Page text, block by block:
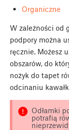
Organiczne
W zależności od
podpory można
ręcznie. Możesz
obszarów, do
nożyk do tapet
odcinaniu
Odłamki
potrafią